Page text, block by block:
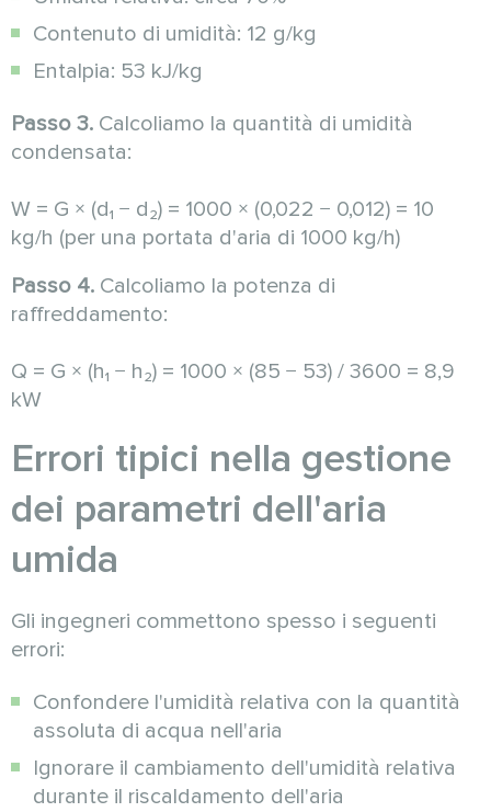
Contenuto di umidità: 12 g/kg
Entalpia: 53 kJ/kg
Passo 3. Calcoliamo la quantità di umidità
condensata:
W = G × (d₁ − d₂) = 1000 × (0,022 − 0,012) = 10
kg/h (per una portata d'aria di 1000 kg/h)
Passo 4. Calcoliamo la potenza di
raffreddamento:
Q = G × (h₁ − h₂) = 1000 × (85 − 53) / 3600 = 8,9
kW
Errori tipici nella gestione
dei parametri dell'aria
umida
Gli ingegneri commettono spesso i seguenti
errori:
Confondere l'umidità relativa con la quantità
assoluta di acqua nell'aria
Ignorare il cambiamento dell'umidità relativa
durante il riscaldamento dell'aria